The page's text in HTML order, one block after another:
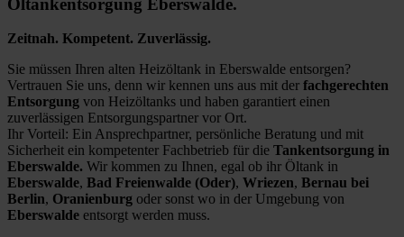
Öltankentsorgung Eberswalde.
Zeitnah. Kompetent. Zuverlässig.
Sie müssen Ihren alten Heizöltank in Eberswalde entsorgen?
Vertrauen Sie uns, denn wir kennen uns aus mit der fachgerechten
Entsorgung von Heizöltanks und haben garantiert einen
zuverlässigen Entsorgungspartner vor Ort.
Ihr Vorteil: Ein Ansprechpartner, persönliche Beratung und mit
Sicherheit ein kompetenter Fachbetrieb für die Tankentsorgung in
Eberswalde. Wir kommen zu Ihnen, egal ob ihr Öltank in
Eberswalde, Bad Freienwalde (Oder), Wriezen, Bernau bei
Berlin, Oranienburg oder sonst wo in der Umgebung von
Eberswalde entsorgt werden muss.